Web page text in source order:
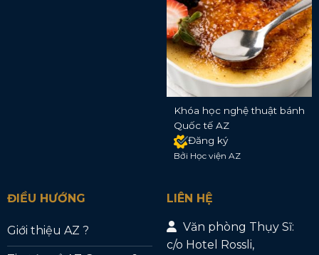
Khóa học nghệ thuật bánh
Quốc tế AZ
Đăng ký
Bởi Học viện AZ
ĐIỀU HƯỚNG
Giới thiệu AZ ?
LIÊN HỆ
Văn phòng Thụy Sĩ:
c/o Hotel Rossli,